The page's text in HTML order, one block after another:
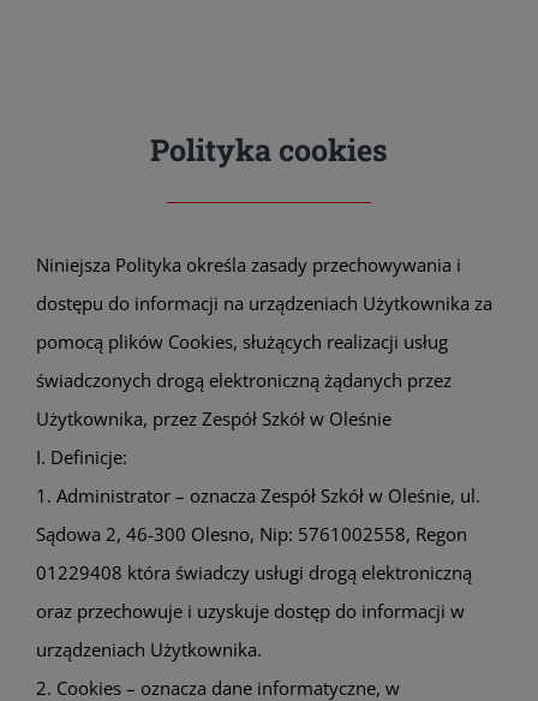
Polityka cookies
Niniejsza Polityka określa zasady przechowywania i
dostępu do informacji na urządzeniach Użytkownika za
pomocą plików Cookies, służących realizacji usług
świadczonych drogą elektroniczną żądanych przez
Użytkownika, przez Zespół Szkół w Oleśnie
I. Definicje:
1. Administrator – oznacza Zespół Szkół w Oleśnie, ul.
Sądowa 2, 46-300 Olesno, Nip: 5761002558, Regon
01229408 która świadczy usługi drogą elektroniczną
oraz przechowuje i uzyskuje dostęp do informacji w
urządzeniach Użytkownika.
2. Cookies – oznacza dane informatyczne, w